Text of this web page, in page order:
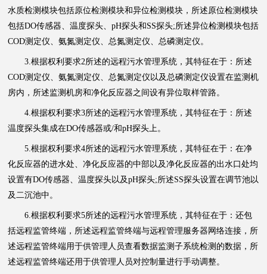
水质检测模块包括原位检测模块和异位检测模块，所述原位检测模块
包括DO传感器、温度探头、pH探头和SS探头;所述异位检测模块包括
COD测定仪、氨氮测定仪、总氮测定仪、总磷测定仪。
3.根据权利要求2所述的远程污水管理系统，其特征在于：所述
COD测定仪、氨氮测定仪、总氮测定仪以及总磷测定仪设置在监测机
房内，所述监测机房和净化反应器之间设有异位取样管路。
4.根据权利要求3所述的远程污水管理系统，其特征在于：所述
温度探头集成在DO传感器或/和pH探头上。
5.根据权利要求4所述的远程污水管理系统，其特征在于：在净
化反应器的进水处、净化反应器的中部以及净化反应器的出水口处均
设置有DO传感器、温度探头以及pH探头;所述SS探头设置在调节池以
及二沉池中。
6.根据权利要求5所述的远程污水管理系统，其特征在于：还包
括远程监管终端，所述远程监管终端与远程管理服务器网络连接，所
述远程监管终端用于供管理人员查看数据监测子系统检测的数据，所
述远程监管终端还用于供管理人员对控制量进行手动调整。